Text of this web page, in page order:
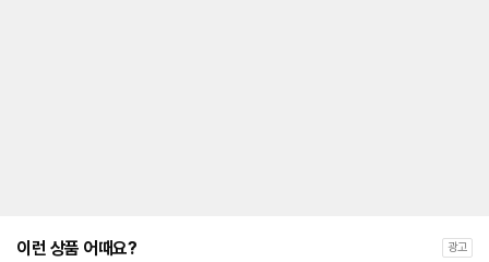
이런 상품 어때요? 광고